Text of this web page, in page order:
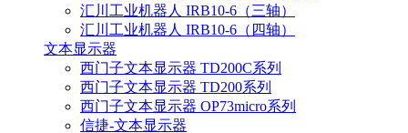
汇川工业机器人 IRB10-6（三轴）
汇川工业机器人 IRB10-6（四轴）
文本显示器
西门子文本显示器 TD200C系列
西门子文本显示器 TD200系列
西门子文本显示器 OP73micro系列
信捷-文本显示器